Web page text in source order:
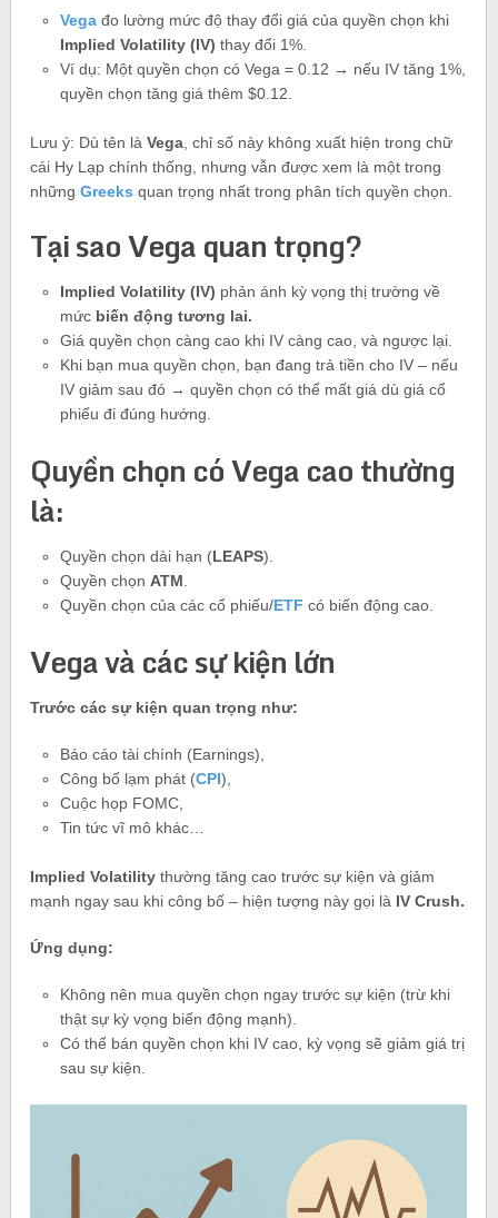
Vega đo lường mức độ thay đổi giá của quyền chọn khi
Implied Volatility (IV) thay đổi 1%.
Ví dụ: Một quyền chọn có Vega = 0.12 → nếu IV tăng 1%,
quyền chọn tăng giá thêm $0.12.
Lưu ý: Dù tên làVega , chỉ số này không xuất hiện trong chữ
cái Hy Lạp chính thống, nhưng vẫn được xem là một trong
nhữngGreeksquan trọng nhất trong phân tích quyền chọn.
Tại sao Vega quan trọng?
Implied Volatility (IV) phản ánh kỳ vọng thị trường về
mức biến động tương lai.
Giá quyền chọn càng cao khi IV càng cao, và ngược lại.
Khi bạn mua quyền chọn, bạn đang trả tiền cho IV – nếu
IV giảm sau đó → quyền chọn có thể mất giá dù giá cổ
phiếu đi đúng hướng.
Quyền chọn có Vega cao thường
là:
Quyền chọn dài hạn (LEAPS).
Quyền chọn ATM
Quyền chọn của các cổ phiếu/ETF có biến động cao.
Vega và các sự kiện lớn
Trước các sự kiện quan trọng như:
Báo cáo tài chính (Earnings),
Công bố lạm phát (CPI),
Cuộc họp FOMC,
Tin tức vĩ mô khác…
Implied Volatility thường tăng cao trước sự kiện và giảm
mạnh ngay sau khi công bố – hiện tượng này gọi là IV Crush.
Ứng dụng:
Không nên mua quyền chọn ngay trước sự kiện (trừ khi
thật sự kỳ vọng biến động mạnh).
Có thể bán quyền chọn khi IV cao, kỳ vọng sẽ giảm giá trị
sau sự kiện.